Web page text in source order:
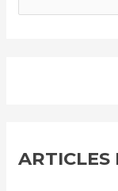
ARTICLES